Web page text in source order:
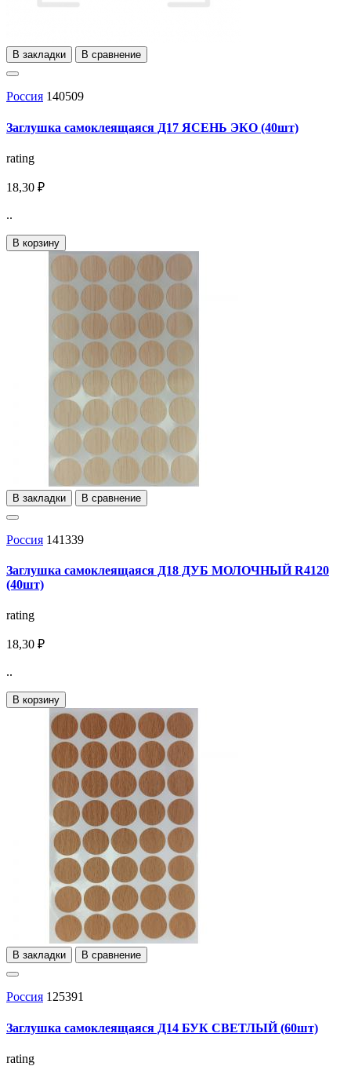
В закладки В сравнение
Россия 140509
Заглушка самоклеящаяся Д17 ЯСЕНЬ ЭКО (40шт)
rating
18,30 ₽
..
В корзину
В закладки В сравнение
Россия 141339
Заглушка самоклеящаяся Д18 ДУБ МОЛОЧНЫЙ R4120
(40шт)
rating
18,30 ₽
..
В корзину
В закладки В сравнение
Россия 125391
Заглушка самоклеящаяся Д14 БУК СВЕТЛЫЙ (60шт)
rating